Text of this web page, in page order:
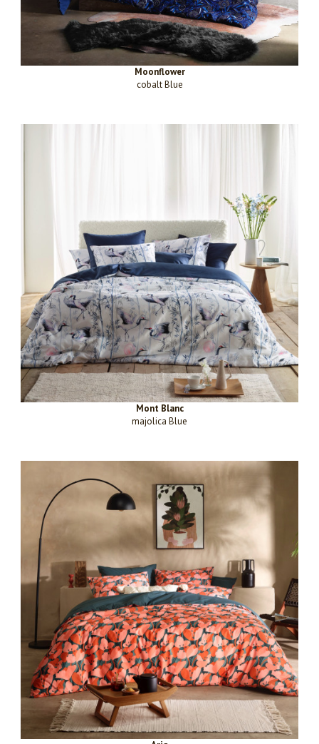
Moonflower
cobalt Blue
Mont Blanc
majolica Blue